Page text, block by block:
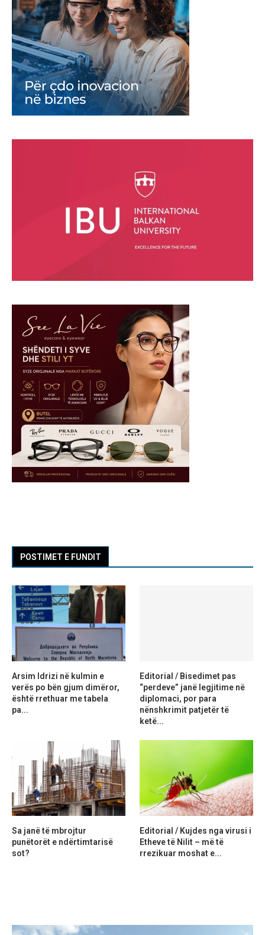
POSTIMET E FUNDIT
Arsim Idrizi në kulmin e
verës po bën gjum dimëror,
është rrethuar me tabela
pa...
Editorial / Bisedimet pas
“perdeve” janë legjitime në
diplomaci, por para
nënshkrimit patjetër të
ketë...
Sa janë të mbrojtur
punëtorët e ndërtimtarisë
sot?
Editorial / Kujdes nga virusi i
Etheve të Nilit – më të
rrezikuar moshat e...